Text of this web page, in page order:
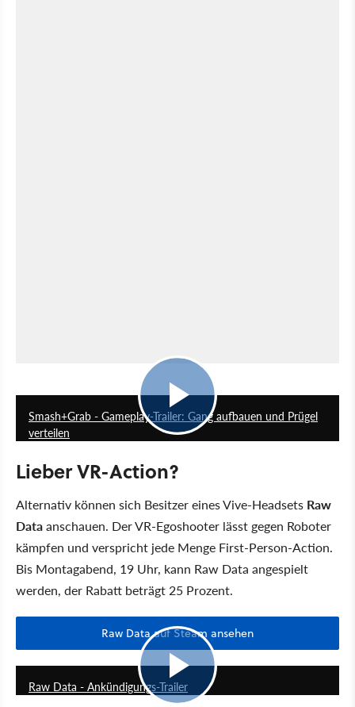
Smash+Grab - Gameplay-Trailer: Gang aufbauen und Prügel
verteilen
Lieber VR-Action?
Alternativ können sich Besitzer eines Vive-Headsets Raw
Dataanschauen. Der VR-Egoshooter lässt gegen Roboter
kämpfen und verspricht jede Menge First-Person-Action.
Bis Montagabend, 19 Uhr, kann Raw Data angespielt
werden, der Rabatt beträgt 25 Prozent.
Raw Data auf Steam ansehen
1:29
Raw Data - Ankündigungs-Trailer